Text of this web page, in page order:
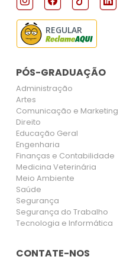
REGULAR
PÓS-GRADUAÇÃO
Administração
Artes
Comunicação e Marketing
Direito
Educação Geral
Engenharia
Finanças e Contabilidade
Medicina Veterinária
Meio Ambiente
Saúde
Segurança
Segurança do Trabalho
Tecnologia e Informática
CONTATE-NOS